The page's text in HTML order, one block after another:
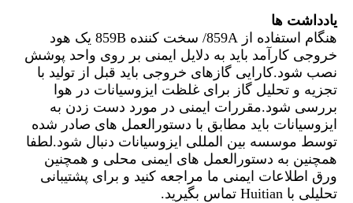
یادداشت ها
هنگام استفاده از 859A/ سخت کننده 859B یک هود
خروجی کارآمد باید به دلایل ایمنی بر روی واحد پوشش
نصب شود.کارایی گازهای خروجی باید قبل از تولید با
تجزیه و تحلیل گاز برای غلظت ایزوسیانات در هوا
بررسی شود.مقررات ایمنی در مورد دست زدن به
ایزوسیانات باید مطابق با دستورالعمل های صادر شده
توسط موسسه بین المللی ایزوسیانات دنبال شود.لطفا
همچنین به دستورالعمل های ایمنی محلی و همچنین
ورق اطلاعات ایمنی ما مراجعه کنید و برای پشتیبانی
تحلیلی با Huitian تماس بگیرید.